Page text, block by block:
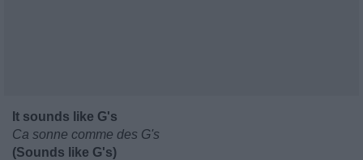
It sounds like G's
Ca sonne comme des G's
(Sounds like G's)